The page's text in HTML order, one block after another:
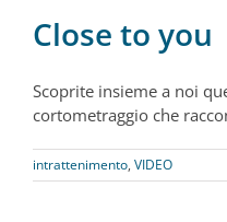
Close to you
Scoprite insieme a noi
cortometraggio che
intrattenimento, VIDEO